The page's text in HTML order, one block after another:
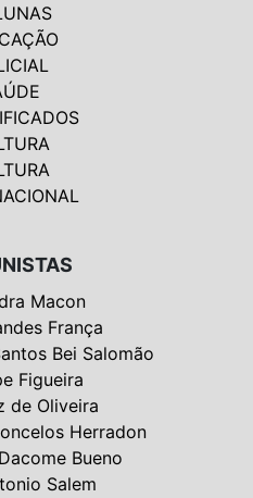
Macon
França
Bei Salomão
Figueira
de Oliveira
Herradon
Bueno
Salem